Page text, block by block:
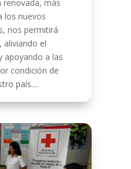
renovada, más
los nuevos
nos permitirá
aliviando el
apoyando a las
condición de
país....